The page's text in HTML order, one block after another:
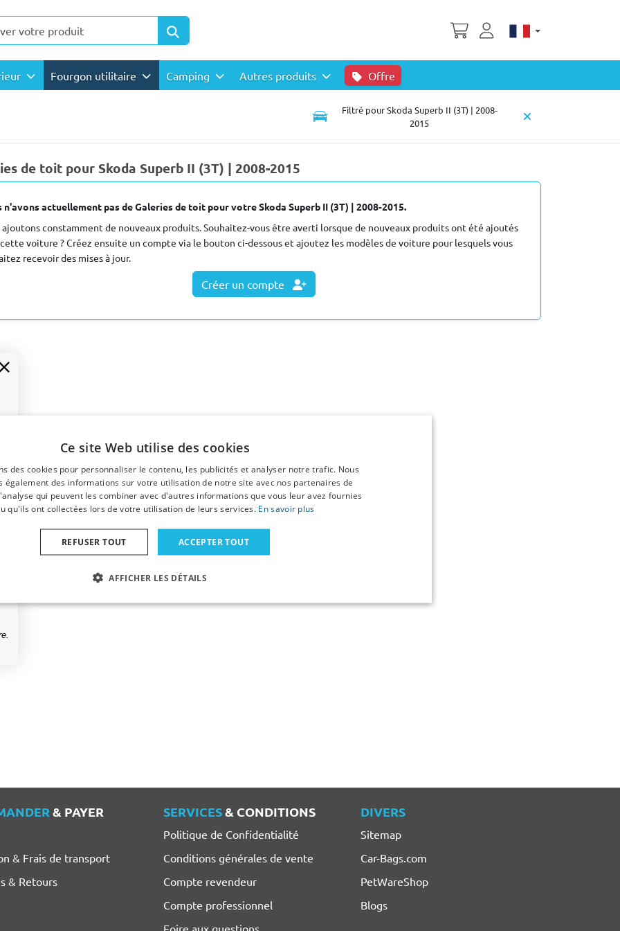
Fourgon utilitaire Camping Autres produits Offre
Filtré pour Skoda Superb II (3T) | 2008-
2015
de toit pour Skoda Superb II (3T) | 2008-2015
n'avons actuellement pas de Galeries de toit pour votre Skoda Superb II (3T) | 2008-2015.
ajoutons constamment de nouveaux produits. Souhaitez-vous être averti lorsque de nouveaux produits ont été ajoutés
voiture ? Créez ensuite un compte via le bouton ci-dessous et ajoutez les modèles de voiture pour lesquels vous
recevoir des mises à jour.
Créer un compte
& PAYER
& Frais de transport
& Retours
SERVICES& CONDITIONS
Politique de Confidentialité
Conditions générales de vente
Compte revendeur
Compte professionnel
Foire aux questions
DIVERS
Sitemap
Car-Bags.com
PetWareShop
Blogs
Ce site Web utilise des cookies
des cookies pour personnaliser le contenu, les publicités et analyser notre trafic. Nous
également des informations sur votre utilisation de notre site avec nos partenaires de
qui peuvent les combiner avec d'autres informations que vous leur avez fournies
qu'ils ont collectées lors de votre utilisation de leurs services. En savoir plus
ACCEPTER TOUT
REFUSER TOUT
AFFICHER LES DÉTAILS